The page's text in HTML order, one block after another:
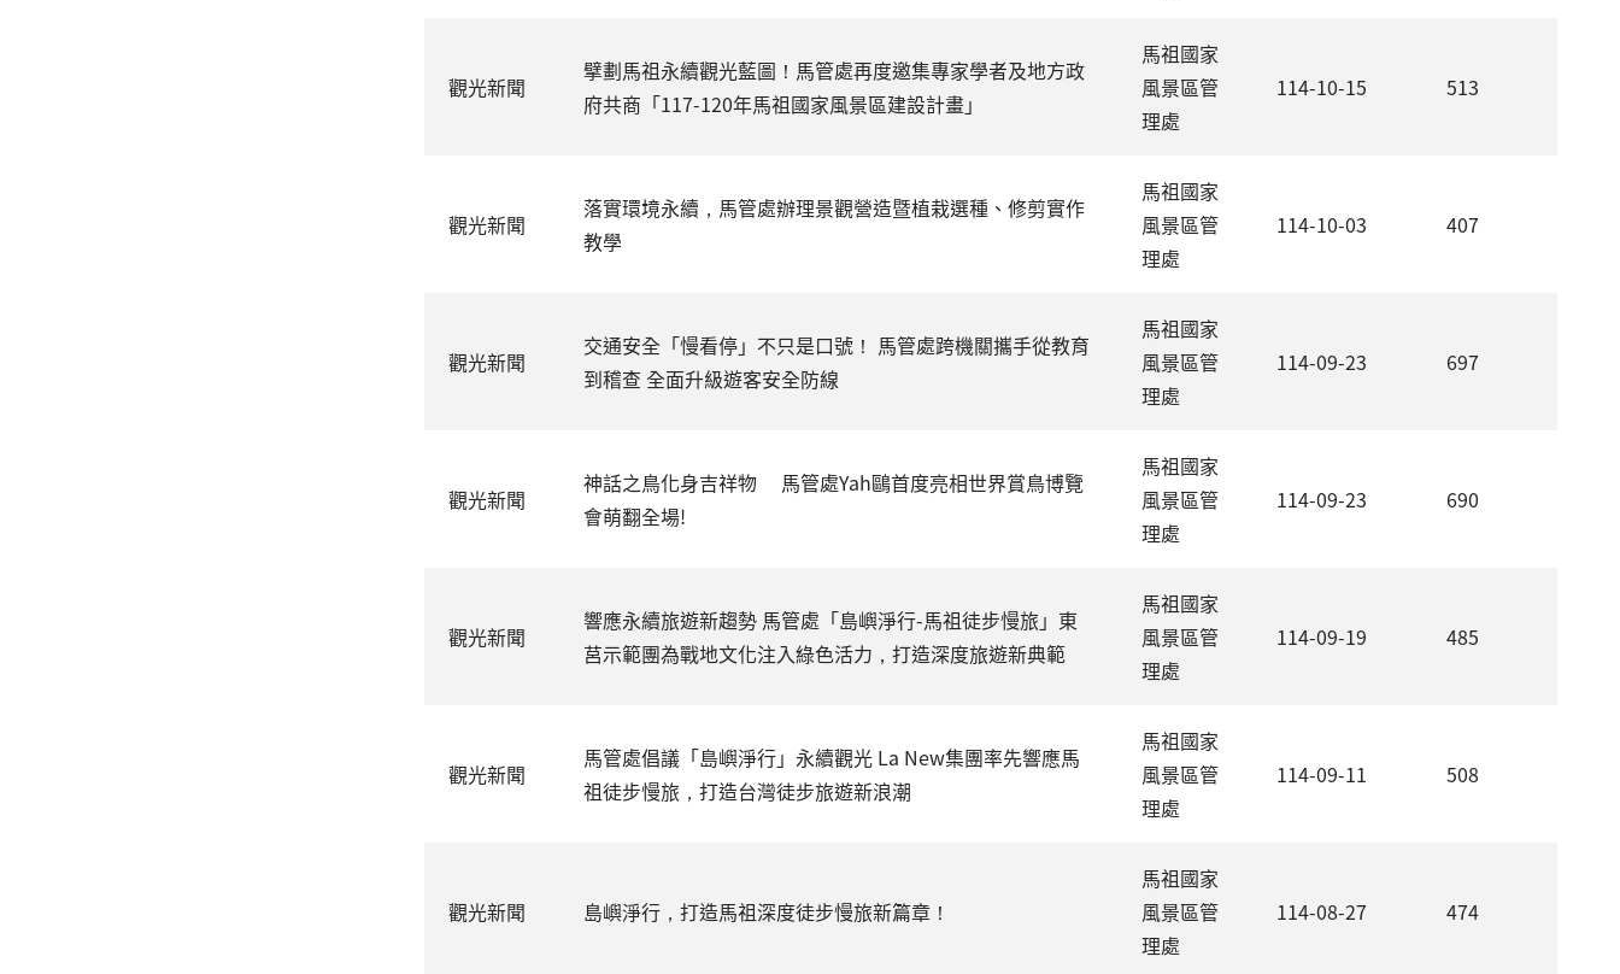
觀光新聞
擘劃馬祖永續觀光藍圖！馬管處再度邀集專家學者及地方政
府共商「117-120年馬祖國家風景區建設計畫」
馬祖國家
風景區管
理處
114-10-15 513
觀光新聞
落實環境永續，馬管處辦理景觀營造暨植栽選種、修剪實作
教學
馬祖國家
風景區管
理處
114-10-03 407
觀光新聞
交通安全「慢看停」不只是口號！ 馬管處跨機關攜手從教育
到稽查 全面升級遊客安全防線
馬祖國家
風景區管
理處
114-09-23 697
觀光新聞
神話之鳥化身吉祥物 馬管處Yah鷗首度亮相世界賞鳥博覽
會萌翻全場!
馬祖國家
風景區管
理處
114-09-23 690
觀光新聞
響應永續旅遊新趨勢 馬管處「島嶼淨行-馬祖徒步慢旅」東
莒示範團為戰地文化注入綠色活力，打造深度旅遊新典範
馬祖國家
風景區管
理處
114-09-19 485
觀光新聞
馬管處倡議「島嶼淨行」永續觀光 La New集團率先響應馬
祖徒步慢旅，打造台灣徒步旅遊新浪潮
馬祖國家
風景區管
理處
114-09-11 508
觀光新聞 島嶼淨行，打造馬祖深度徒步慢旅新篇章！
馬祖國家
風景區管
理處
114-08-27 474